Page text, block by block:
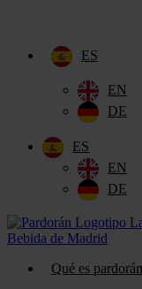
contenido
ES
EN
DE
ES
EN
DE
Qué es pardorán